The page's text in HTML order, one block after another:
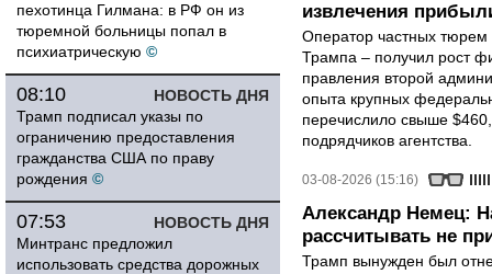
пехотинца Гилмана: в РФ он из
тюремной больницы попал в
психиатрическую ©
НОВОСТЬ ДНЯ
08:10
Трамп подписал указы по
ограничению предоставления
гражданства США по праву
рождения ©
НОВОСТЬ ДНЯ
07:53
Минтранс предложил
использовать средства дорожных
извлечения
Оператор частных тюрем
Трампа – получил рост
правления второй
опыта крупных
перечислило свыше
подрядчиков агентства.
03-08-2026 (15:16)
Александр Немец:
рассчитывать не
Трамп вынужден был